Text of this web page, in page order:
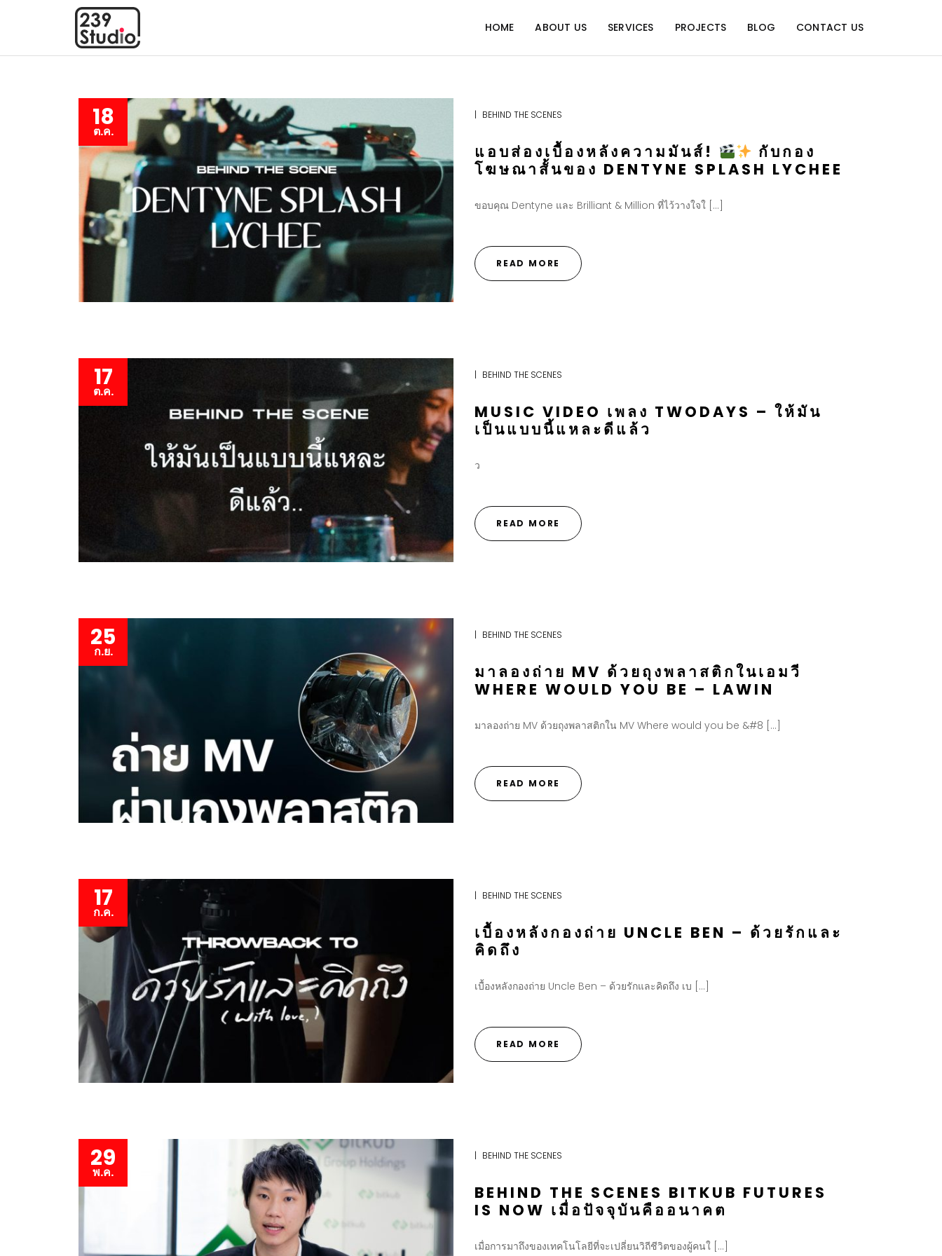
HOME ABOUT US SERVICES PROJECTS BLOG CONTACT US
18
ต.ค.
| BEHIND THE SCENES
แอบส่องเบื้องหลังความมันส์!
กับกอง
โฆษณาสั้นของ DENTYNE SPLASH LYCHEE
ขอบคุณ Dentyne และ Brilliant & Million ที่ไว้วางใจใ […]
READ MORE
17
ต.ค.
| BEHIND THE SCENES
MUSIC VIDEO เพลง TWODAYS – ให้มัน
เป็นแบบนี้แหละดีแล้ว
ว
READ MORE
25
ก.ย.
| BEHIND THE SCENES
มาลองถ่าย MV ด้วยถุงพลาสติกในเอมวี
WHERE WOULD YOU BE – LAWIN
มาลองถ่าย MV ด้วยถุงพลาสติกใน MV Where would you be &#8 […]
READ MORE
17
ก.ค.
| BEHIND THE SCENES
เบื้องหลังกองถ่าย UNCLE BEN – ด้วยรักและ
คิดถึง
เบื้องหลังกองถ่าย Uncle Ben – ด้วยรักและคิดถึง เบ […]
READ MORE
29
พ.ค.
| BEHIND THE SCENES
BEHIND THE SCENES BITKUB FUTURES
IS NOW เมื่อปัจจุบันคืออนาคต
เมื่อการมาถึงของเทคโนโลยีที่จะเปลี่ยนวิถีชีวิตของผู้คนใ […]